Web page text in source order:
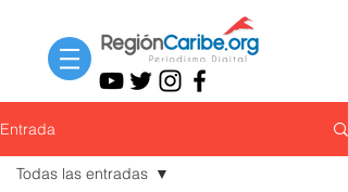
Entrada
Todas las entradas